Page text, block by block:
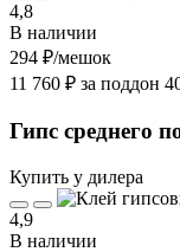
4,8
В наличии
294 ₽/мешок
11 760 ₽ за поддон
Гипс среднего
Купить у дилера
4,9
В наличии